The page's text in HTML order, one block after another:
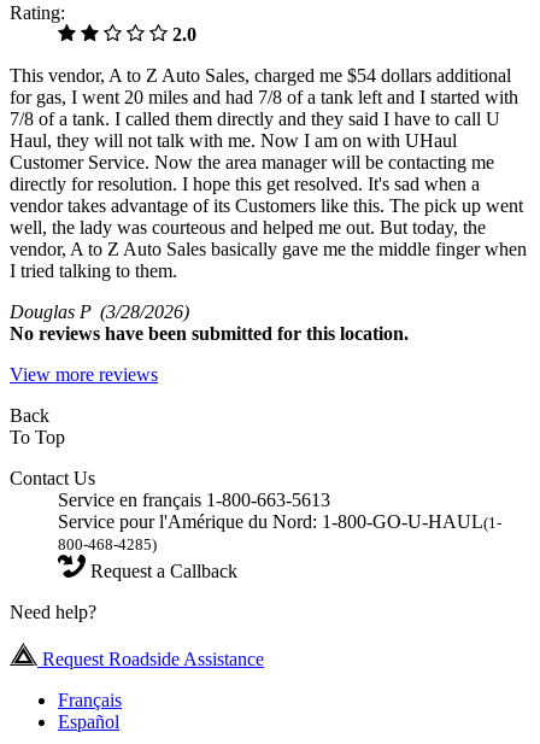
Rating:
2.0
This vendor, A to Z Auto Sales, charged me $54 dollars additional
for gas, I went 20 miles and had 7/8 of a tank left and I started with
7/8 of a tank. I called them directly and they said I have to call U
Haul, they will not talk with me. Now I am on with UHaul
Customer Service. Now the area manager will be contacting me
directly for resolution. I hope this get resolved. It's sad when a
vendor takes advantage of its Customers like this. The pick up went
well, the lady was courteous and helped me out. But today, the
vendor, A to Z Auto Sales basically gave me the middle finger when
I tried talking to them.
Douglas P (3/28/2026)
No reviews have been submitted for this location.
View more reviews
Back
To Top
Contact Us
Service en français 1-800-663-5613
Service pour l'Amérique du Nord: 1-800-GO-U-HAUL(1-
800-468-4285)
Request a Callback
Need help?
Request Roadside Assistance
Français
Español